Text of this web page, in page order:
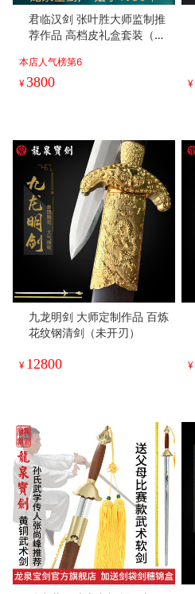
君临汉剑 张叶胜大师监制推
荐作品 高档皮礼盒套装（未
本店人气榜第6
¥3800 ¥
九龙明剑 大师定制作品 百炼
花纹钢清剑（未开刃）
¥ 12800 ¥